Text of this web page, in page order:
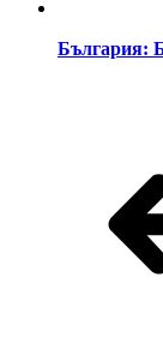
България: